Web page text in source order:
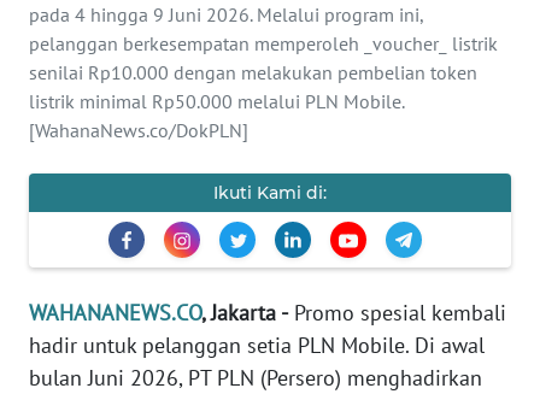
pada 4 hingga 9 Juni 2026. Melalui program ini,
pelanggan berkesempatan memperoleh _voucher_ listrik
senilai Rp10.000 dengan melakukan pembelian token
listrik minimal Rp50.000 melalui PLN Mobile.
[WahanaNews.co/DokPLN]
Ikuti Kami di:
WAHANANEWS.CO, Jakarta -Promo spesial kembali
hadir untuk pelanggan setia PLN Mobile. Di awal
bulan Juni 2026, PT PLN (Persero) menghadirkan
INDEKS
BERITA
KONTAK
KAMI
KAMI
PEDOMAN